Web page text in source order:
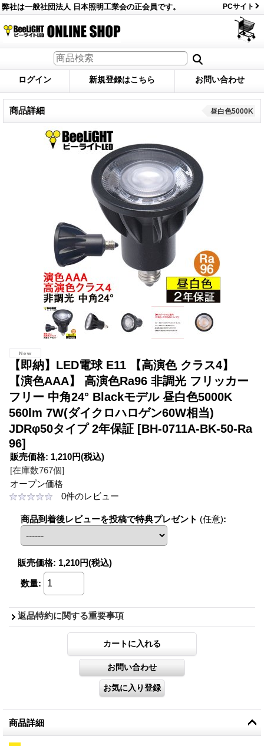
弊社は一般社団法人 日本照明工業会の正会員です。 PCサイト
ログイン 新規登録はこちら お問い合わせ
商品詳細 昼白色5000K
【即納】LED電球 E11 【高演色 クラス4】
【演色AAA】 高演色Ra96 非調光 フリッカー
フリー 中角24° Blackモデル 昼白色5000K
560lm 7W(ダイクロハロゲン60W相当)
JDRφ50タイプ 2年保証 [BH-0711A-BK-50-Ra
96]
販売価格: 1,210円(税込)
[在庫数767個]
オープン価格
0件のレビュー
商品到着後レビューを投稿で特典プレゼント (任意):
販売価格: 1,210円(税込)
数量:
返品特約に関する重要事項
商品詳細